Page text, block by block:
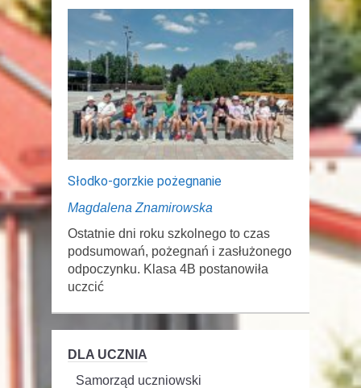
Słodko-gorzkie pożegnanie
Magdalena Znamirowska
Ostatnie dni roku szkolnego to czas
podsumowań, pożegnań i zasłużonego
odpoczynku. Klasa 4B postanowiła
uczcić
DLA UCZNIA
Samorząd uczniowski